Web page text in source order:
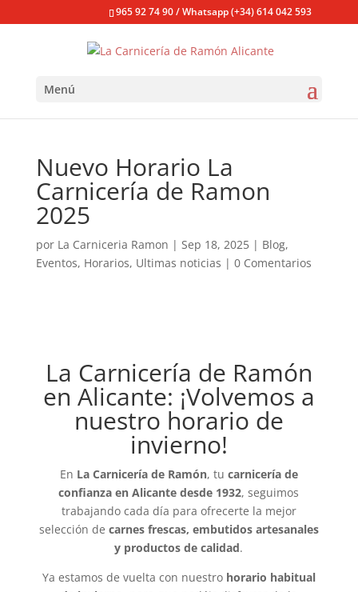
965 92 74 90 / Whatsapp (+34) 614 042 593
Menú
Nuevo Horario La
Carnicería de Ramon
2025
por La Carniceria Ramon | Sep 18, 2025| Blog,
Eventos, Horarios, Ultimas noticias | 0 Comentarios
La Carnicería de Ramón
en Alicante: ¡Volvemos a
nuestro horario de
invierno!
En La Carnicería de Ramón, tu carnicería de
confianza en Alicante desde 1932, seguimos
trabajando cada día para ofrecerte la mejor
selección de carnes frescas, embutidos artesanales
y productos de calidad.
Ya estamos de vuelta con nuestro horario habitual